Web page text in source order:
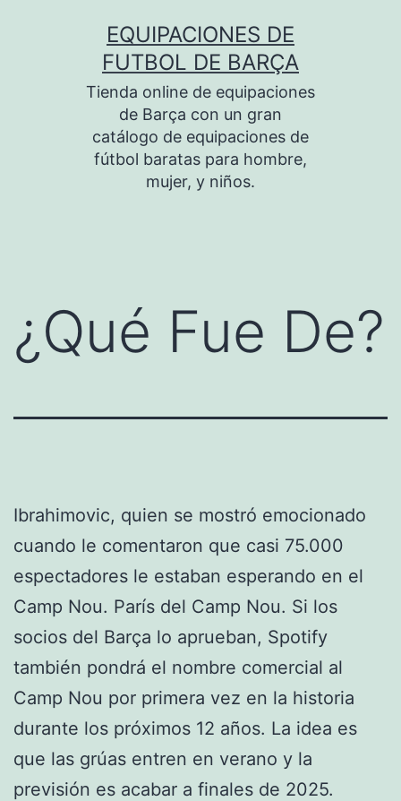
EQUIPACIONES DE
FUTBOL DE BARÇA
Tienda online de equipaciones
de Barça con un gran
catálogo de equipaciones de
fútbol baratas para hombre,
mujer, y niños.
¿Qué Fue De?
Ibrahimovic, quien se mostró emocionado
cuando le comentaron que casi 75.000
espectadores le estaban esperando en el
Camp Nou. París del Camp Nou. Si los
socios del Barça lo aprueban, Spotify
también pondrá el nombre comercial al
Camp Nou por primera vez en la historia
durante los próximos 12 años. La idea es
que las grúas entren en verano y la
previsión es acabar a finales de 2025.